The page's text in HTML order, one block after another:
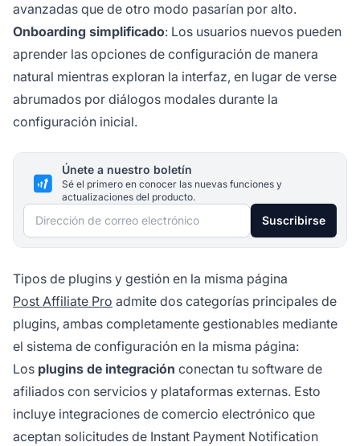
avanzadas que de otro modo pasarían por alto.
Onboarding simplificado: Los usuarios nuevos pueden
aprender las opciones de configuración de manera
natural mientras exploran la interfaz, en lugar de verse
abrumados por diálogos modales durante la
configuración inicial.
Únete a nuestro boletín
Sé el primero en conocer las nuevas funciones y
actualizaciones del producto.
Dirección de correo electrónico Suscribirse
Tipos de plugins y gestión en la misma página
Post Affiliate Pro admite dos categorías principales de
plugins, ambas completamente gestionables mediante
el sistema de configuración en la misma página:
Los plugins de integración conectan tu software de
afiliados con servicios y plataformas externas. Esto
incluye integraciones de comercio electrónico que
aceptan solicitudes de Instant Payment Notification